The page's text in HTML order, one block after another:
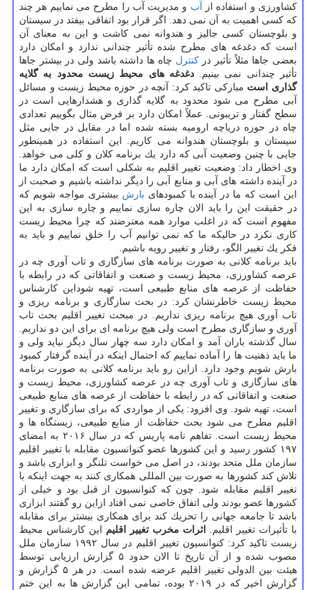
كشاورزی و استفاده از
آب و مدیریت آب را مطرح می نماییم هر چند
كه كسی اهمیت به آن نمی دهد. اگر قرار بود اتفاقی بیفتد در سیستان
و بلوچستان كسی جالیز و هندوانه نمی كاشت و این به معنای آن
است كه دغدغه های مطرح شده تأثیر چندانی ندارد و امكان دارد
بعضی جاها مثلاً تأثیر دركنترل چاه ها داشته باشد ولی در بیشتر جاها
تأثیر چندانی نمی بینیم.دغدغه های محیط زیست محدود به گلایه
گذاری است مباركی تاكید كرد: آنچه در حوزه محیط زیست و مسائل
آبی مطرح می شود محدود به گلایه گذاری و هشدارهایی است در
سطح گفتار و تریبونی. عملاً امكان دارد بر فرض مثال بگوییم تعدادی
چاه در حوزه دریاچه ارومیه بسته شده اما در مقابل در جایی مثل
سیستان و بلوچستان هندوانه می كاریم. این استفاده در همینطور
جایی با چنین وضعیت آبی كه دارد یك برنامه كلان و كلی می خواهد.
وی اخطار داد: وضعیت تغییر اقلیم به شكلی است كه امكان دارد ما
در آینده داشته های آبی و منابع آبی را دیگر نداشته باشیم و صحبت از
این است كه ما در آینده با كمبودهای بارش بیشتری مواجه شویم كه
در حقیقت این را باید الان چاره سازی نماییم و چاره سازی به این
مفهوم است كه در اغلب موارد همه معترضند كه چرا محیط زیست
كاری نكرد در حالیكه ما كه نمی توانیم آب را خلق نماییم و باید به
فكر یك تغییر الگو، رفتار و تغییر رویه باشیم.
باید برنامه كلانی به صورت برنامه های سازگاری و تاب آوری چه در
عرصه كشاورزی، محیط زیست و صنعت و اتفاقاتی كه در رابطه با
حفاظت از عرصه های منابع طبیعی است، تهیه شوداین كارشناس
محیط زیست خاطرنشان كرد: در بحث سازگاری و برنامه ریزی و
تاب آوری هیچ برنامه ریزی نداریم. در مبحث تغییر اقلیم بحث تاب
آوری و سازگاری مطرح است ولی هیچ برنامه ای برای این دو نداریم.
سال گذشته باران آمد و امكان دارد سه چهار سال دیگر نیاید ولی و
ما باید ذهنیت ها را آماده نماییم كه احتمال اینكه در آینده گرفتار كمبود
بارش شویم وجود دارد. ازاین رو باید برنامه كلانی به صورت برنامه
های سازگاری و تاب آوری چه در عرصه كشاورزی، محیط زیست و
صنعت و اتفاقاتی كه در رابطه با حفاظت از عرصه های منابع طبیعی
است، تهیه شود. وی افزود: یكی از مواردی كه برای سازگاری و تغییر
اقلیم مطرح می شود بحث حفاظت از منابع طبیعی، زیستگاه ها و
محیط زیست است. تفاهم نامه پاریس كه در سال ۲۰۱۶ به امضای
۱۹۷ كشور رسید و این كشورها عضو كنوانسیون مقابله با تغییر اقلیم
سازمان ملل متحد بودند، در اصل می خواست تلنگر و ابزاری باشد و
تلاش كند كشورها به صورت بین المللی همكاری كنند به جهت اینكه با
تغییر اقلیم مقابله شود. چون كه كنوانسیون از قبل بود و خیلی از
كشورها عضو بودند ولی اتفاق خاصی نمی افتاد ازاین رو گفتند ابزاری
باشد تا جامعه جهانی را تحریك كند برای همكاری بیشتر برای مقابله
با تأثیرات تغییر اقلیم.
اثرات مخرب تغییر اقلیم این كارشناس محیط
زیست تاكید كرد: كنوانسیون تغییر اقلیم در سال ۱۹۹۲ سازمان ملل
مصوب شده و از آن تاریخ تا الان حدود ۵ گزارش ارزیابی توسط
هیئت بین الدولی تغییر اقلیم عرضه شده است. در هر ۵ گزارش و
گزارش اخیر كه در ۲۰۱۹ بوده، تمامی این گزارش ها به این ختم